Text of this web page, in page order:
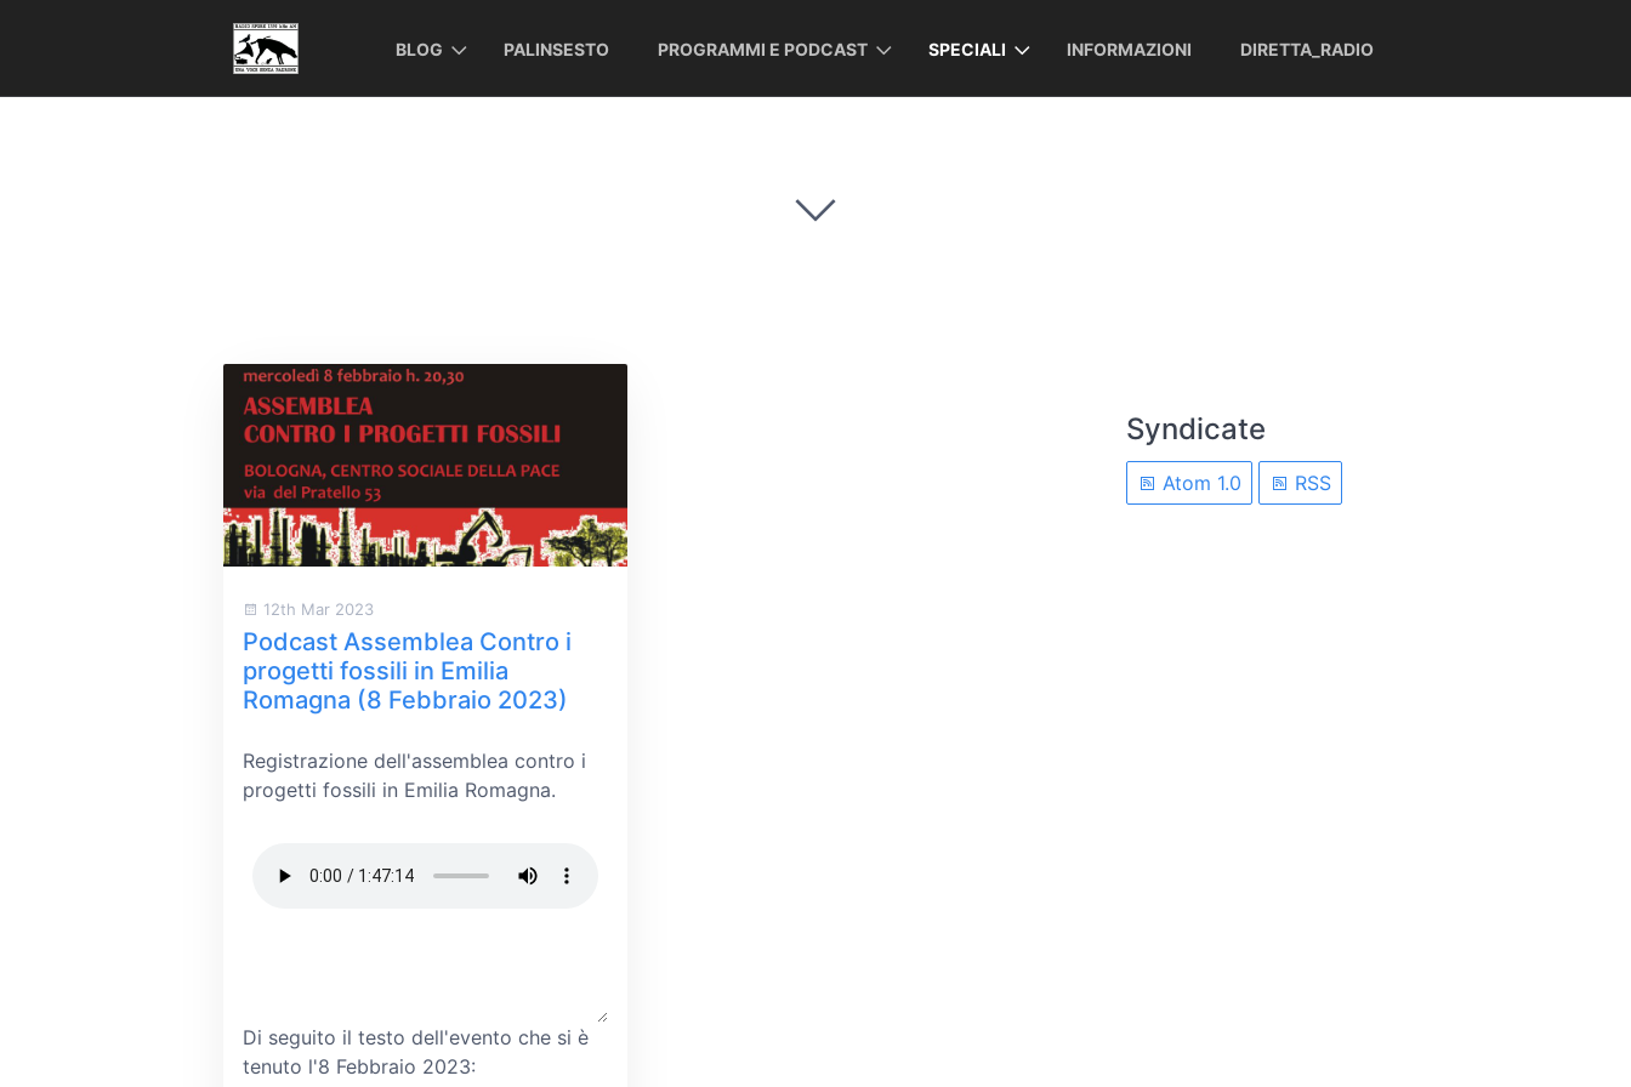
BLOG PALINSESTO PROGRAMMI E PODCAST SPECIALI INFORMAZIONI DIRETTA_RADIO
12th Mar 2023
Podcast Assemblea Contro i
progetti fossili in Emilia
Romagna (8 Febbraio 2023)
Registrazione dell'assemblea contro i
progetti fossili in Emilia Romagna.
Di seguito il testo dell'evento che si è
tenuto l'8 Febbraio 2023:
Syndicate
Atom 1.0 RSS